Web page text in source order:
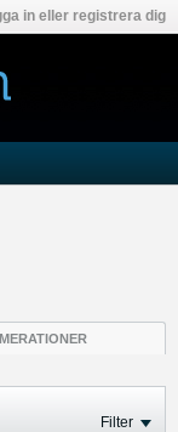
in eller registrera dig
Filter